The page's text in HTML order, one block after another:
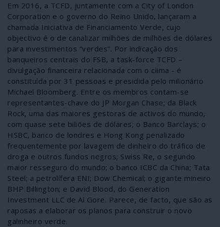
Em 2016, a TCFD, juntamente com a City of London
Corporation e o governo do Reino Unido, lançaram a
chamada Iniciativa de Financiamento Verde, cujo
objectivo é o de canalizar milhões de milhões de dólares
para investimentos “verdes”. Por indicação dos
banqueiros centrais do FSB, a task-force TCFD –
divulgação financeira relacionada com o clima - é
constituída por 31 pessoas e presidida pelo milionário
Michael Bloomberg. Entre os membros contam-se
representantes-chave do JP Morgan Chase; da Black
Rock, uma das maiores gestoras de activos do mundo,
com quase sete biliões de dólares; o Banco Barclays; o
HSBC, banco de londres e Hong Kong penalizado
frequentemente por lavagem de dinheiro do tráfico de
droga e outros fundos negros; Swiss Re, o segundo
maior resseguro do mundo; o banco ICBC da China; Tata
Steel; a petrolífera ENI; Dow Chemical; o gigante mineiro
BHP Billington; e David Blood, do Generation
Investment LLC de Al Gore. Parece, de facto, que são as
raposas a elaborar os planos para construir o novo
galinheiro verde.